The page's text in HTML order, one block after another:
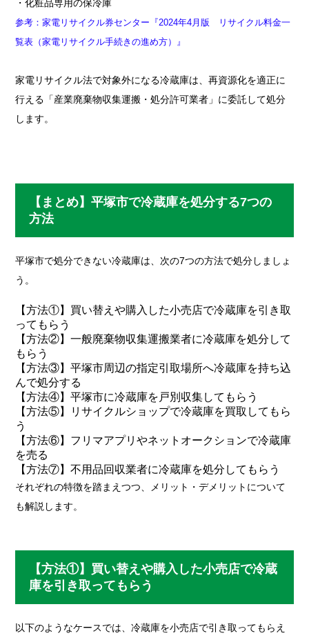
・化粧品専用の保冷庫
参考：家電リサイクル券センター『2024年4月版 リサイクル料金一
覧表（家電リサイクル手続きの進め方）』
家電リサイクル法で対象外になる冷蔵庫は、再資源化を適正に
行える「産業廃棄物収集運搬・処分許可業者」に委託して処分
します。
【まとめ】平塚市で冷蔵庫を処分する7つの
方法
平塚市で処分できない冷蔵庫は、次の7つの方法で処分しましょ
う。
【方法①】買い替えや購入した小売店で冷蔵庫を引き取
ってもらう
【方法②】一般廃棄物収集運搬業者に冷蔵庫を処分して
もらう
【方法③】平塚市周辺の指定引取場所へ冷蔵庫を持ち込
んで処分する
【方法④】平塚市に冷蔵庫を戸別収集してもらう
【方法⑤】リサイクルショップで冷蔵庫を買取してもら
う
【方法⑥】フリマアプリやネットオークションで冷蔵庫
を売る
【方法⑦】不用品回収業者に冷蔵庫を処分してもらう
それぞれの特徴を踏まえつつ、メリット・デメリットについて
も解説します。
【方法①】買い替えや購入した小売店で冷蔵
庫を引き取ってもらう
以下のようなケースでは、冷蔵庫を小売店で引き取ってもらえ